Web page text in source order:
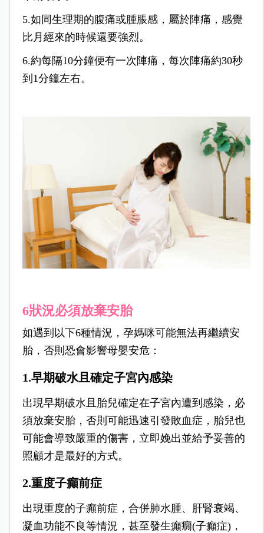
5.如同生理期的腹痛或腫脹感，屬於陣痛，感覺
比月經來的時候還要強烈。
6.約每隔10分鐘便有一次陣痛，每次陣痛約30秒
到1分鐘左右。
6狀況必須放棄安胎
如遇到以下6種情況，孕媽咪可能無法再繼續安
胎，否則恐會影響母嬰安危：
1.早期破水且確定子宮內感染
出現早期破水且胎兒確定在子宮內遭到感染，必
須放棄安胎，否則可能迅速引發敗血症，胎兒也
可能會導致嚴重的傷害，立即娩出並給予妥善的
照顧才是最好的方式。
2.重度子癲前症
出現重度的子癲前症，合併肺水腫、肝腎衰竭、
凝血功能不良等情況，甚至發生癲癇(子癲症)，